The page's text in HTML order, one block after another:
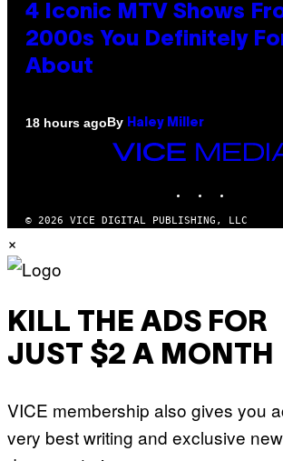
4 Iconic MTV Shows
2000s You Definitely
About
18 hours agoBy Haley Miller
VICE
© 2026 VICE DIGITAL PUBLISHING, LLC
×
KILL THE ADS FOR
JUST $2 A MONTH
VICE membership also gives you
very best writing and exclusive new